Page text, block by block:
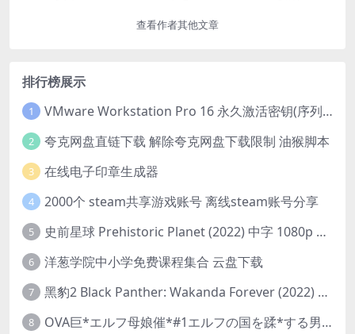
查看作者其他文章
排行榜展示
1 VMware Workstation Pro 16 永久激活密钥(序列号)
2 夸克网盘直链下载 解除夸克网盘下载限制 油猴脚本
3 在线电子印章生成器
4 2000个 steam共享游戏账号 离线steam账号分享
5 史前星球 Prehistoric Planet (2022) 中字 1080p 高清 阿里云盘 2022.5.27已更新全集
6 洋葱学院中小学免费课程集合 云盘下载
7 黑豹2 Black Panther: Wakanda Forever (2022) 高清版
8 OVA巨*エルフ母娘催*#1エルフの国を蹂*する男。汚された女王と姫